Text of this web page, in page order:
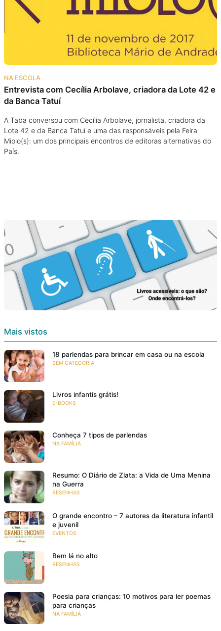
Assine
NA ESCOLA
Entrevista com Cecília Arbolave, criadora da Lote 42 e
da Banca Tatuí
A Taba conversou com Cecília Arbolave, jornalista, criadora da
Lote 42 e da Banca Tatuí e uma das responsáveis pela Feira
Miolo(s): um dos principais encontros de editoras alternativas do
País.
Mais vistos
18 parlendas para brincar em casa ou na escola
SEM CATEGORIA
Livros infantis grátis!
E-BOOKS
Conheça 7 tipos de parlendas
NA FAMÍLIA
Resumo: O Diário de Zlata: a Vida de Uma Menina
na Guerra
RESENHAS
O grande encontro – 7 autores da literatura infantil
e juvenil
EVENTOS
Bem lá no alto
RESENHAS
Poesia para crianças: 10 motivos para ler poemas
para crianças
NA FAMÍLIA